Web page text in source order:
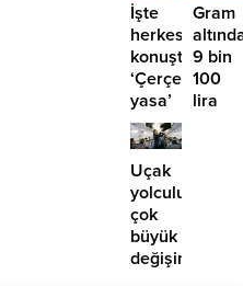
İşte
herkesin
konuştuğu
‘Çerçeve
yasa’
kanun
teklifi
Gram
9 bin
100
lira
Uçak
çok
büyük
değişim: